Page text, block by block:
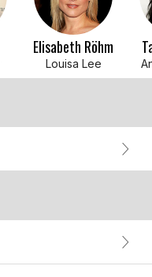
Elisabeth Röhm
Louisa Lee